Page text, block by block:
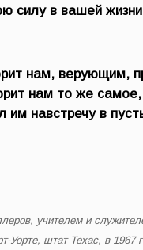
силу в вашей
нам, верующим,
нам то же
им навстречу в
учителем и
Уорте, штат Техас, в 1967